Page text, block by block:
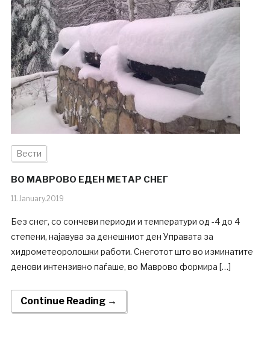
Вести
ВО МАВРОВО ЕДЕН МЕТАР СНЕГ
11.January.2019
Без снег, со сончеви периоди и температури од -4 до 4
степени, најавува за денешниот ден Управата за
хидрометеоролошки работи. Снеготот што во изминатите
денови интензивно паѓаше, во Маврово формира […]
Continue Reading →